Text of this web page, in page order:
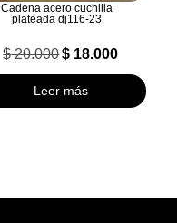
Cadena acero cuchilla
plateada dj116-23
$20.000 El
precio
$ 18.000El
precio
Leer más